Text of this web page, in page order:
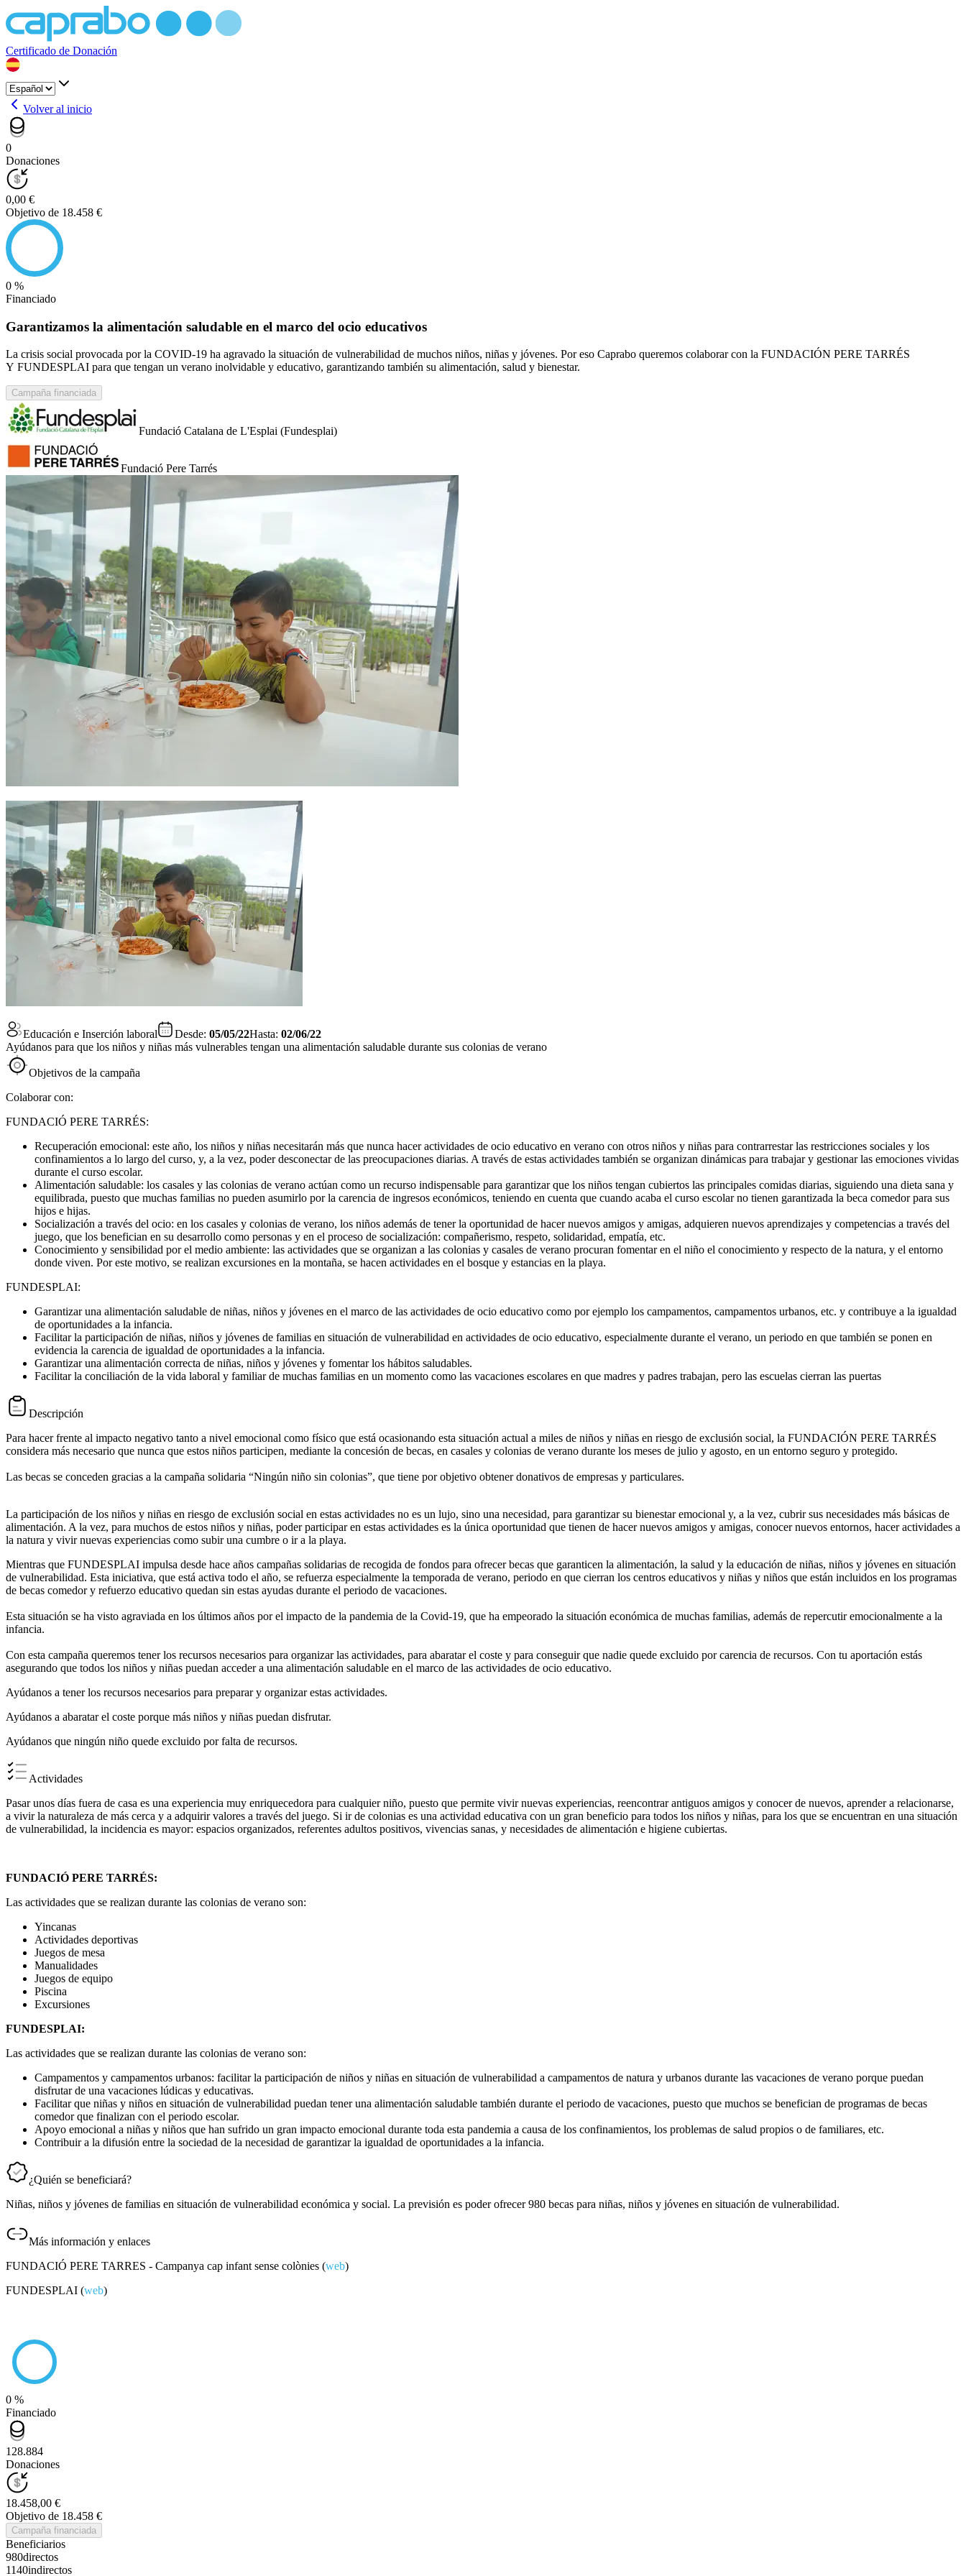
Certificado de Donación
Volver al inicio
0
Donaciones
0,00 €
Objetivo de 18.458 €
0 %
Financiado
Garantizamos la alimentación saludable en el marco del ocio educativos
La crisis social provocada por la COVID-19 ha agravado la situación de vulnerabilidad de muchos niños, niñas y jóvenes. Por eso Caprabo queremos colaborar con la FUNDACIÓN PERE TARRÉS
Y FUNDESPLAI para que tengan un verano inolvidable y educativo, garantizando también su alimentación, salud y bienestar.
Campaña financiada
Fundació Catalana de L'Esplai (Fundesplai)
Fundació Pere Tarrés
Educación e Inserción laboral Desde: 05/05/22Hasta: 02/06/22
Ayúdanos para que los niños y niñas más vulnerables tengan una alimentación saludable durante sus colonias de verano
Objetivos de la campaña
Colaborar con:
FUNDACIÓ PERE TARRÉS:
Recuperación emocional: este año, los niños y niñas necesitarán más que nunca hacer actividades de ocio educativo en verano con otros niños y niñas para contrarrestar las restricciones sociales y los
confinamientos a lo largo del curso, y, a la vez, poder desconectar de las preocupaciones diarias. A través de estas actividades también se organizan dinámicas para trabajar y gestionar las emociones vividas
durante el curso escolar.
Alimentación saludable: los casales y las colonias de verano actúan como un recurso indispensable para garantizar que los niños tengan cubiertos las principales comidas diarias, siguiendo una dieta sana y
equilibrada, puesto que muchas familias no pueden asumirlo por la carencia de ingresos económicos, teniendo en cuenta que cuando acaba el curso escolar no tienen garantizada la beca comedor para sus
hijos e hijas.
Socialización a través del ocio: en los casales y colonias de verano, los niños además de tener la oportunidad de hacer nuevos amigos y amigas, adquieren nuevos aprendizajes y competencias a través del
juego, que los benefician en su desarrollo como personas y en el proceso de socialización: compañerismo, respeto, solidaridad, empatía, etc.
Conocimiento y sensibilidad por el medio ambiente: las actividades que se organizan a las colonias y casales de verano procuran fomentar en el niño el conocimiento y respecto de la natura, y el entorno
donde viven. Por este motivo, se realizan excursiones en la montaña, se hacen actividades en el bosque y estancias en la playa.
FUNDESPLAI:
Garantizar una alimentación saludable de niñas, niños y jóvenes en el marco de las actividades de ocio educativo como por ejemplo los campamentos, campamentos urbanos, etc. y contribuye a la igualdad
de oportunidades a la infancia.
Facilitar la participación de niñas, niños y jóvenes de familias en situación de vulnerabilidad en actividades de ocio educativo, especialmente durante el verano, un periodo en que también se ponen en
evidencia la carencia de igualdad de oportunidades a la infancia.
Garantizar una alimentación correcta de niñas, niños y jóvenes y fomentar los hábitos saludables.
Facilitar la conciliación de la vida laboral y familiar de muchas familias en un momento como las vacaciones escolares en que madres y padres trabajan, pero las escuelas cierran las puertas
Descripción
Para hacer frente al impacto negativo tanto a nivel emocional como físico que está ocasionando esta situación actual a miles de niños y niñas en riesgo de exclusión social, la FUNDACIÓN PERE TARRÉS
considera más necesario que nunca que estos niños participen, mediante la concesión de becas, en casales y colonias de verano durante los meses de julio y agosto, en un entorno seguro y protegido.
Las becas se conceden gracias a la campaña solidaria “Ningún niño sin colonias”, que tiene por objetivo obtener donativos de empresas y particulares.
La participación de los niños y niñas en riesgo de exclusión social en estas actividades no es un lujo, sino una necesidad, para garantizar su bienestar emocional y, a la vez, cubrir sus necesidades más básicas de
alimentación. A la vez, para muchos de estos niños y niñas, poder participar en estas actividades es la única oportunidad que tienen de hacer nuevos amigos y amigas, conocer nuevos entornos, hacer actividades a
la natura y vivir nuevas experiencias como subir una cumbre o ir a la playa.
Mientras que FUNDESPLAI impulsa desde hace años campañas solidarias de recogida de fondos para ofrecer becas que garanticen la alimentación, la salud y la educación de niñas, niños y jóvenes en situación
de vulnerabilidad. Esta iniciativa, que está activa todo el año, se refuerza especialmente la temporada de verano, periodo en que cierran los centros educativos y niñas y niños que están incluidos en los programas
de becas comedor y refuerzo educativo quedan sin estas ayudas durante el periodo de vacaciones.
Esta situación se ha visto agraviada en los últimos años por el impacto de la pandemia de la Covid-19, que ha empeorado la situación económica de muchas familias, además de repercutir emocionalmente a la
infancia.
Con esta campaña queremos tener los recursos necesarios para organizar las actividades, para abaratar el coste y para conseguir que nadie quede excluido por carencia de recursos. Con tu aportación estás
asegurando que todos los niños y niñas puedan acceder a una alimentación saludable en el marco de las actividades de ocio educativo.
Ayúdanos a tener los recursos necesarios para preparar y organizar estas actividades.
Ayúdanos a abaratar el coste porque más niños y niñas puedan disfrutar.
Ayúdanos que ningún niño quede excluido por falta de recursos.
Actividades
Pasar unos días fuera de casa es una experiencia muy enriquecedora para cualquier niño, puesto que permite vivir nuevas experiencias, reencontrar antiguos amigos y conocer de nuevos, aprender a relacionarse,
a vivir la naturaleza de más cerca y a adquirir valores a través del juego. Si ir de colonias es una actividad educativa con un gran beneficio para todos los niños y niñas, para los que se encuentran en una situación
de vulnerabilidad, la incidencia es mayor: espacios organizados, referentes adultos positivos, vivencias sanas, y necesidades de alimentación e higiene cubiertas.
FUNDACIÓ PERE TARRÉS:
Las actividades que se realizan durante las colonias de verano son:
Yincanas
Actividades deportivas
Juegos de mesa
Manualidades
Juegos de equipo
Piscina
Excursiones
FUNDESPLAI:
Las actividades que se realizan durante las colonias de verano son:
Campamentos y campamentos urbanos: facilitar la participación de niños y niñas en situación de vulnerabilidad a campamentos de natura y urbanos durante las vacaciones de verano porque puedan
disfrutar de una vacaciones lúdicas y educativas.
Facilitar que niñas y niños en situación de vulnerabilidad puedan tener una alimentación saludable también durante el periodo de vacaciones, puesto que muchos se benefician de programas de becas
comedor que finalizan con el periodo escolar.
Apoyo emocional a niñas y niños que han sufrido un gran impacto emocional durante toda esta pandemia a causa de los confinamientos, los problemas de salud propios o de familiares, etc.
Contribuir a la difusión entre la sociedad de la necesidad de garantizar la igualdad de oportunidades a la infancia.
¿Quién se beneficiará?
Niñas, niños y jóvenes de familias en situación de vulnerabilidad económica y social. La previsión es poder ofrecer 980 becas para niñas, niños y jóvenes en situación de vulnerabilidad.
Más información y enlaces
FUNDACIÓ PERE TARRES - Campanya cap infant sense colònies (web)
FUNDESPLAI (web)
0 %
Financiado
128.884
Donaciones
18.458,00 €
Objetivo de 18.458 €
Campaña financiada
Beneficiarios
980directos
1140indirectos